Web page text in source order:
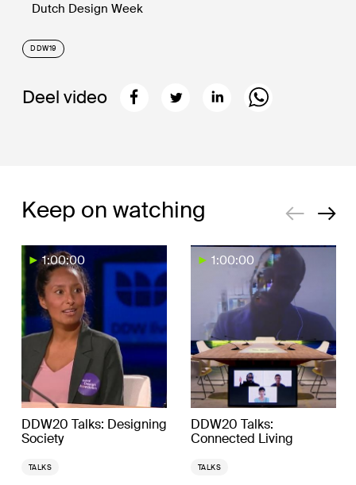
Dutch Design Week
DDW19
Deel video
Keep on watching
1:00:00
DDW20 Talks: Designing
Society
TALKS
1:00:00
DDW20 Talks:
Connected Living
TALKS